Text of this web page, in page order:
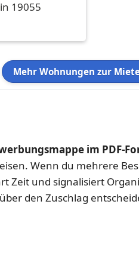
990 € 70 m²
19055
Mehr Wohnungen zur
im PDF-
Wenn du mehrere
Zeit und signalisiert
den Zuschlag